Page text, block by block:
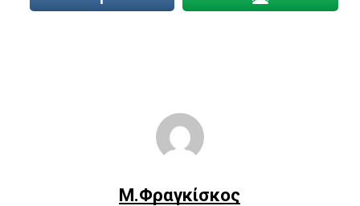
Μ.Φραγκίσκος